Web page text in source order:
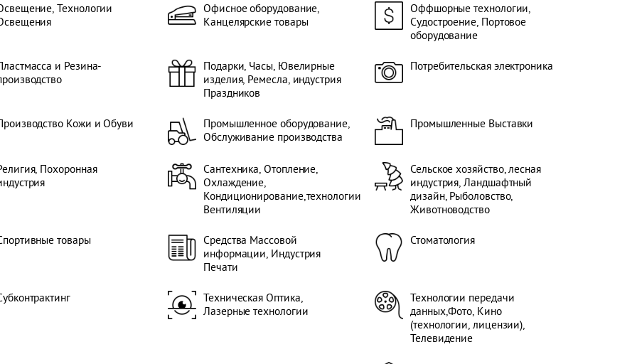
Технологии
Офисное оборудование,
Канцелярские товары
Оффшорные технологии,
Судостроение, Портовое
оборудование
и Резина-
Подарки, Часы, Ювелирные
изделия, Ремесла, индустрия
Праздников
Потребительская электроника
Кожи и Обуви
Промышленное оборудование,
Обслуживание производства
Промышленные Выставки
Похоронная
Сантехника, Отопление,
Охлаждение,
Кондиционирование,технологии
Вентиляции
Сельское хозяйство, лесная
индустрия, Ландшафтный
дизайн, Рыболовство,
Животноводство
товары
Средства Массовой
информации, Индустрия
Печати
Стоматология
Техническая Оптика,
Лазерные технологии
Технологии передачи
данных,Фото, Кино
(технологии, лицензии),
Телевидение